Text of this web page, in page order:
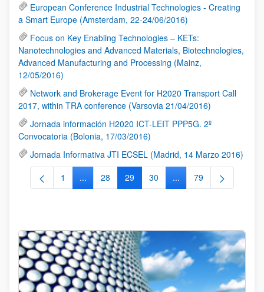
European Conference Industrial Technologies - Creating
a Smart Europe (Amsterdam, 22-24/06/2016)
Focus on Key Enabling Technologies – KETs:
Nanotechnologies and Advanced Materials, Biotechnologies,
Advanced Manufacturing and Processing (Mainz,
12/05/2016)
Network and Brokerage Event for H2020 Transport Call
2017, within TRA conference (Varsovia 21/04/2016)
Jornada información H2020 ICT-LEIT PPP5G. 2º
Convocatoria (Bolonia, 17/03/2016)
Jornada Informativa JTI ECSEL (Madrid, 14 Marzo 2016)
Página
1 ...Páginas intermedias Use TAB para desplazarse.
Página
28 Página
29 Página
30 ...Páginas intermedias
Página
79